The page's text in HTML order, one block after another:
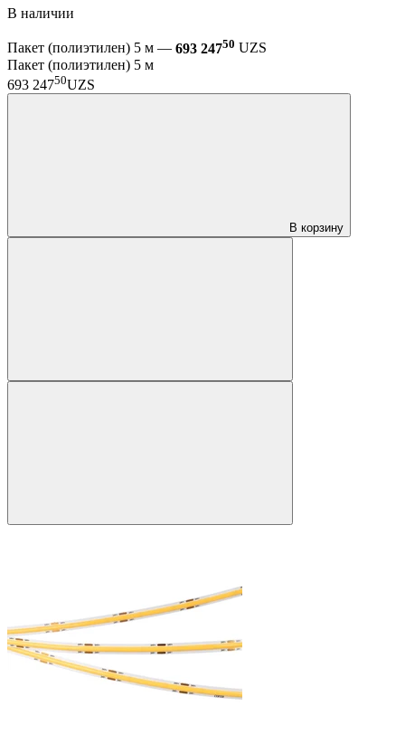
В наличии
Пакет (полиэтилен) 5 м — 693 24750 UZS
Пакет (полиэтилен) 5 м
693 24750UZS
В корзину